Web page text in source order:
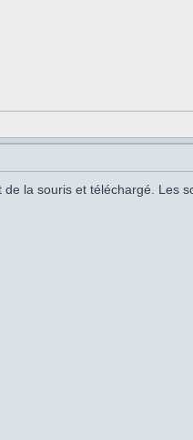
la souris et téléchargé. Les